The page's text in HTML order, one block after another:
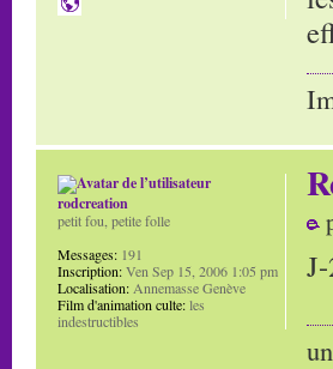
rodcreation
petit fou, petite folle
Messages: 191
Inscription:Ven Sep 15, 2006 1:05 pm
Localisation: Annemasse Genève
Film d'animation culte:les
indestructibles